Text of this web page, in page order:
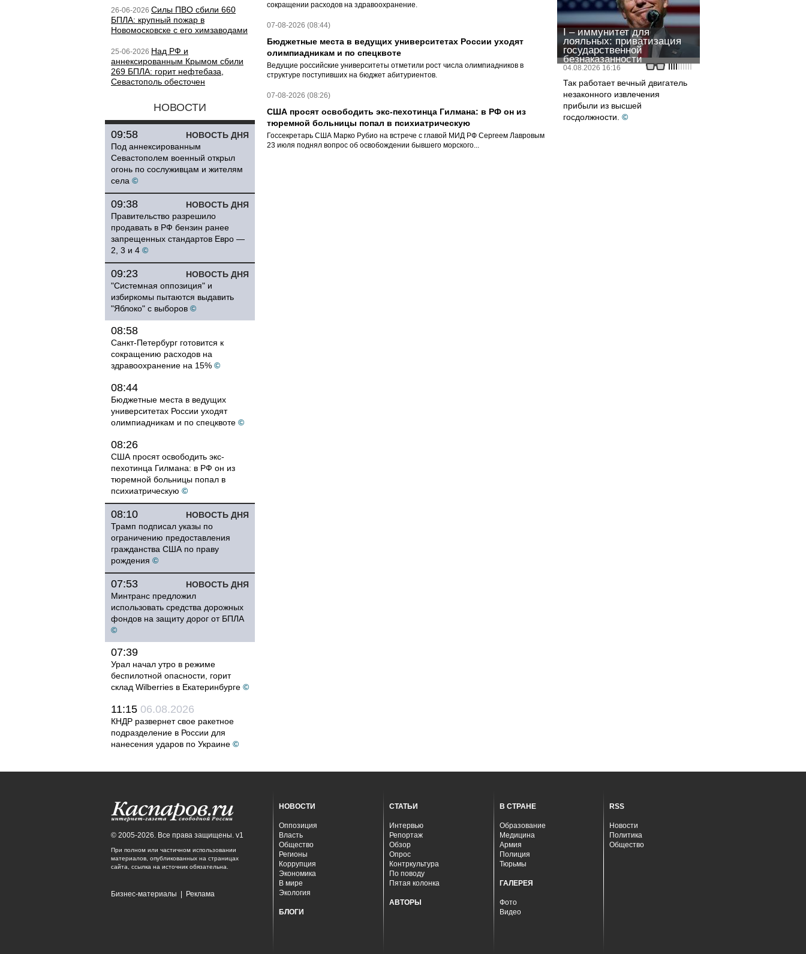
26-06-2026 Силы ПВО сбили 660
БПЛА: крупный пожар в
Новомосковске с его химзаводами
25-06-2026 Над РФ и
аннексированным Крымом сбили
269 БПЛА: горит нефтебаза,
Севастополь обесточен
НОВОСТИ
НОВОСТЬ ДНЯ
09:58
Под аннексированным
Севастополем военный открыл
огонь по сослуживцам и жителям
села ©
НОВОСТЬ ДНЯ
09:38
Правительство разрешило
продавать в РФ бензин ранее
запрещенных стандартов Евро —
2, 3 и 4 ©
НОВОСТЬ ДНЯ
09:23
"Системная оппозиция" и
избиркомы пытаются выдавить
"Яблоко" с выборов ©
08:58
Санкт-Петербург готовится к
сокращению расходов на
здравоохранение на 15% ©
08:44
Бюджетные места в ведущих
университетах России уходят
олимпиадникам и по спецквоте ©
08:26
США просят освободить экс-
пехотинца Гилмана: в РФ он из
тюремной больницы попал в
психиатрическую ©
НОВОСТЬ ДНЯ
08:10
Трамп подписал указы по
ограничению предоставления
гражданства США по праву
рождения ©
НОВОСТЬ ДНЯ
07:53
Минтранс предложил
использовать средства дорожных
фондов на защиту дорог от БПЛА
©
07:39
Урал начал утро в режиме
беспилотной опасности, горит
склад Wilberries в Екатеринбурге ©
11:15 06.08.2026
КНДР развернет свое ракетное
подразделение в России для
нанесения ударов по Украине ©
сокращении расходов на здравоохранение.
07-08-2026 (08:44)
Бюджетные места в ведущих университетах России уходят
олимпиадникам и по спецквоте
Ведущие российские университеты отметили рост числа олимпиадников в
структуре поступивших на бюджет абитуриентов.
07-08-2026 (08:26)
США просят освободить экс-пехотинца Гилмана: в РФ он из
тюремной больницы попал в психиатрическую
Госсекретарь США Марко Рубио на встрече с главой МИД РФ Сергеем Лавровым
23 июля поднял вопрос об освобождении бывшего морского...
I – иммунитет для
лояльных: приватизация
государственной
безнаказанности
04.08.2026 16:16
Так работает вечный двигатель
незаконного извлечения
прибыли из высшей
госдолжности. ©
© 2005-2026. Все права защищены. v1
При полном или частичном использовании
материалов, опубликованных на страницах
сайта, ссылка на источник обязательна.
Бизнес-материалы Реклама
НОВОСТИ
Оппозиция
Власть
Общество
Регионы
Коррупция
Экономика
В мире
Экология
БЛОГИ
СТАТЬИ
Интервью
Репортаж
Обзор
Опрос
Контркультура
По поводу
Пятая колонка
АВТОРЫ
В СТРАНЕ
Образование
Медицина
Армия
Полиция
Тюрьмы
ГАЛЕРЕЯ
Фото
Видео
RSS
Новости
Политика
Общество